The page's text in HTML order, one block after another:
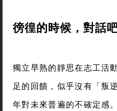
徬徨的時候，對話吧
獨立早熟的靜思在志工活
足的回饋，似乎沒有「叛
年對未來普遍的不確定感